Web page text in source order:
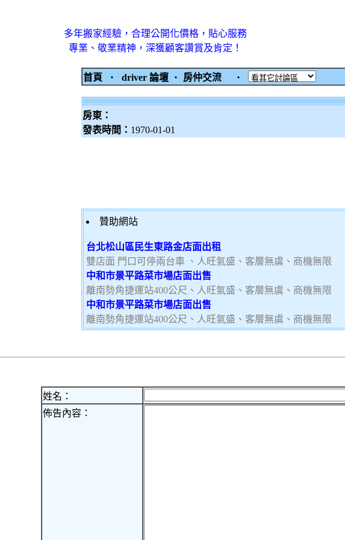
多年搬家經驗，合理公開化價格，貼心服務
專業、敬業精神，深獲顧客讚賞及肯定！
首頁 ‧ driver 論壇 ‧ 房仲交流 ‧
房東：
發表時間： 1970-01-01
贊助網站
台北松山區民生東路金店面出租
雙店面 門口可停兩台車 、人旺氣盛、客層無虞、商機無限
中和市景平路菜市場店面出售
離南勢角捷運站400公尺、人旺氣盛、客層無虞、商機無限
中和市景平路菜市場店面出售
離南勢角捷運站400公尺、人旺氣盛、客層無虞、商機無限
姓名：
佈告內容：